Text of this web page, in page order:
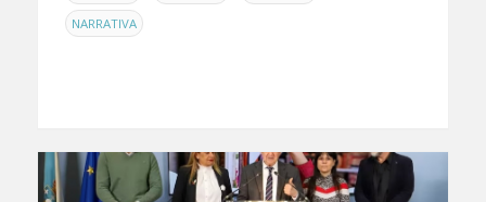
NARRATIVA